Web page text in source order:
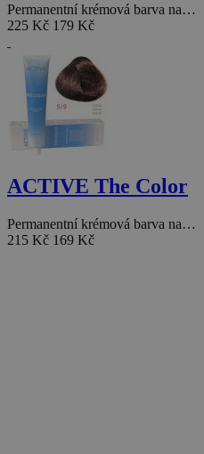
Permanentní krémová barva na…
225 Kč 179 Kč
ACTIVE The Color
Permanentní krémová barva na…
215 Kč 169 Kč